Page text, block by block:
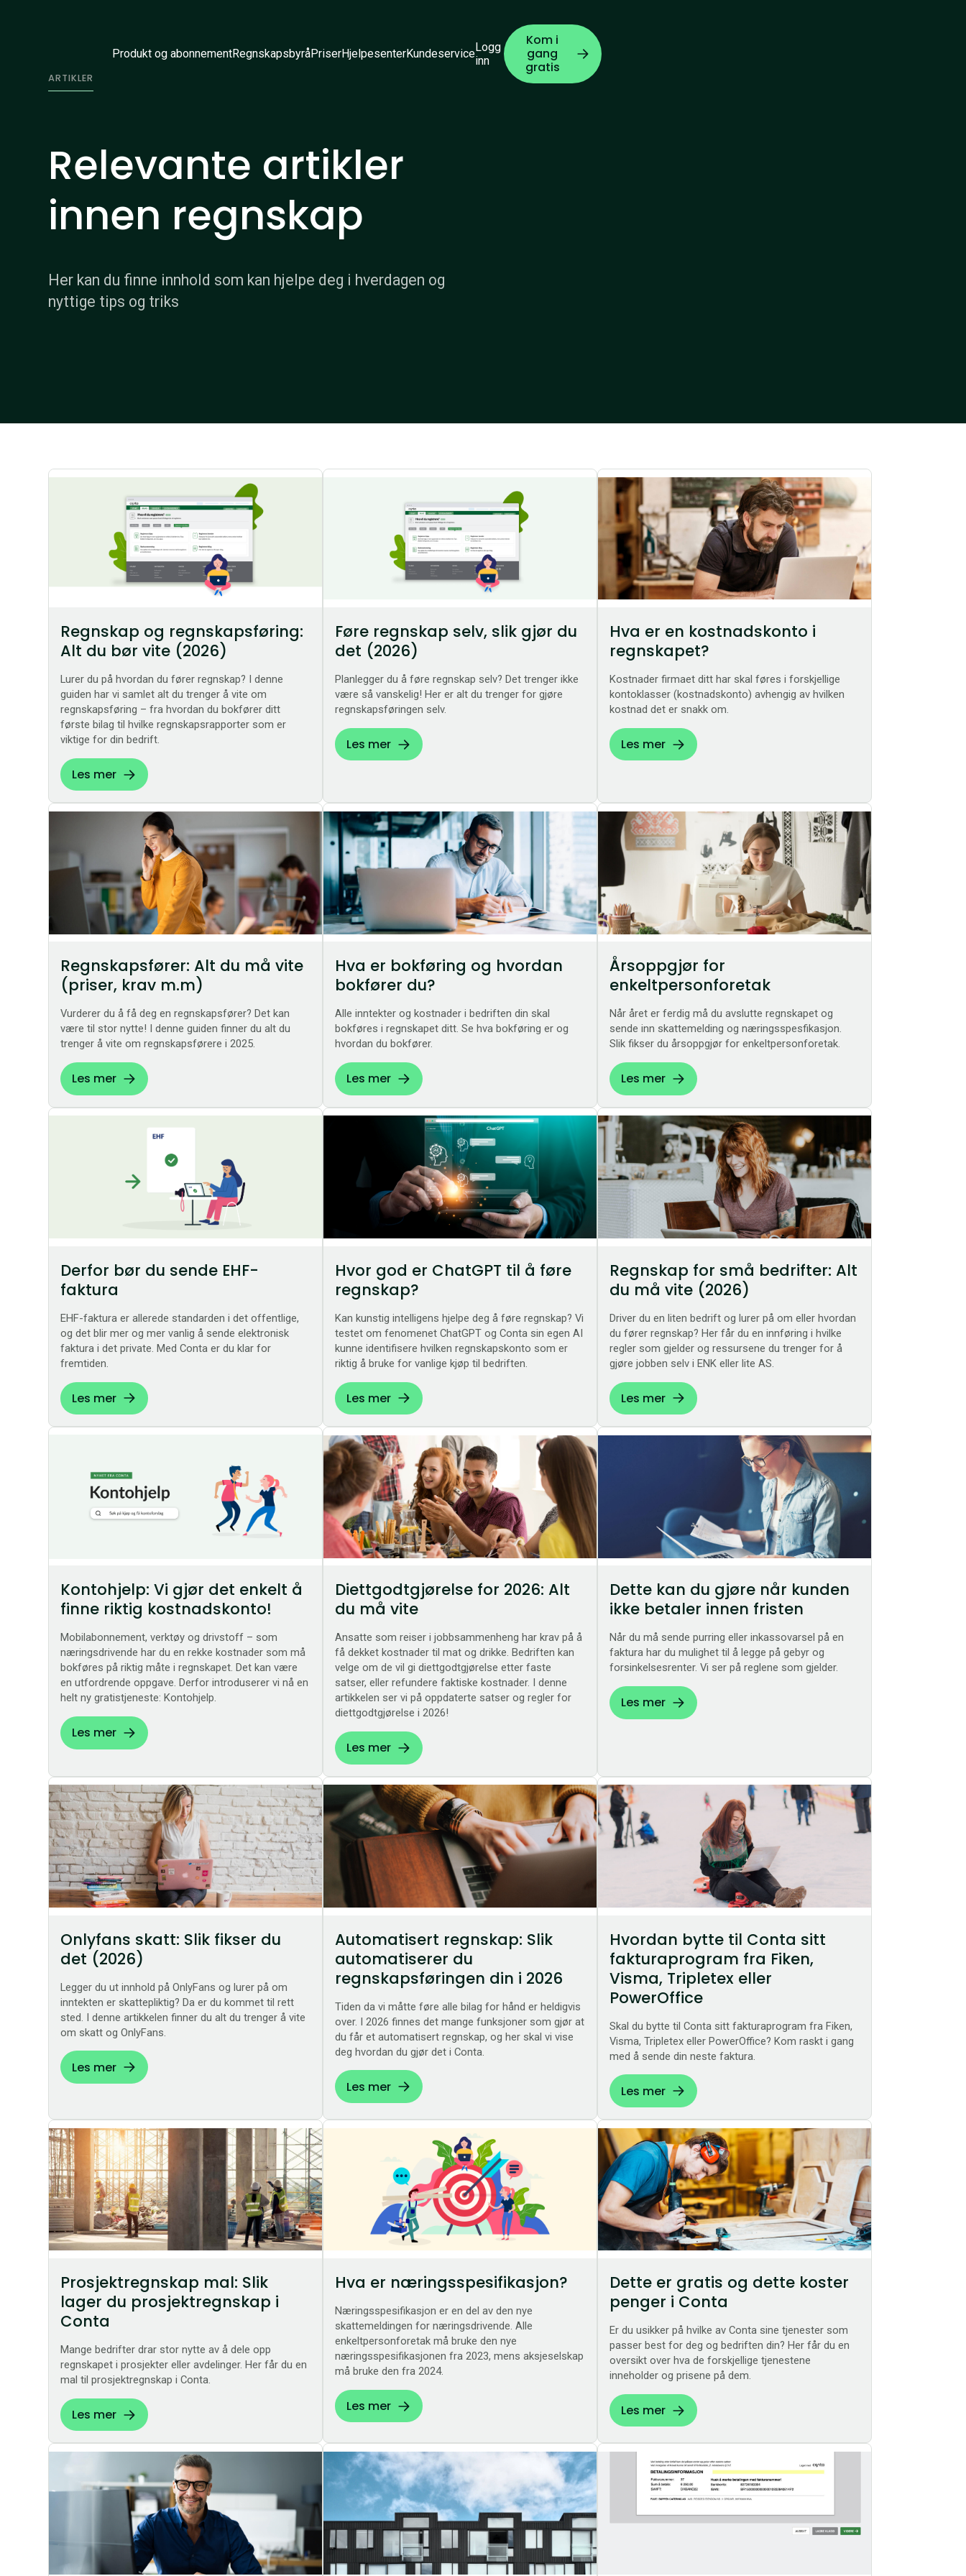
Produkt og abonnementRegnskapsbyråPriserHjelpesenterKundeserviceLogg
inn
Kom i
gang
gratis
ARTIKLER
Relevante artikler
innen regnskap
Her kan du finne innhold som kan hjelpe deg i hverdagen og
nyttige tips og triks
Regnskap og regnskapsføring:
Alt du bør vite (2026)
Lurer du på hvordan du fører regnskap? I denne
guiden har vi samlet alt du trenger å vite om
regnskapsføring – fra hvordan du bokfører ditt
første bilag til hvilke regnskapsrapporter som er
viktige for din bedrift.
Les mer
Føre regnskap selv, slik gjør du
det (2026)
Planlegger du å føre regnskap selv? Det trenger ikke
være så vanskelig! Her er alt du trenger for gjøre
regnskapsføringen selv.
Les mer
Hva er en kostnadskonto i
regnskapet?
Kostnader firmaet ditt har skal føres i forskjellige
kontoklasser (kostnadskonto) avhengig av hvilken
kostnad det er snakk om.
Les mer
Regnskapsfører: Alt du må vite
(priser, krav m.m)
Vurderer du å få deg en regnskapsfører? Det kan
være til stor nytte! I denne guiden finner du alt du
trenger å vite om regnskapsførere i 2025.
Les mer
Hva er bokføring og hvordan
bokfører du?
Alle inntekter og kostnader i bedriften din skal
bokføres i regnskapet ditt. Se hva bokføring er og
hvordan du bokfører.
Les mer
Årsoppgjør for
enkeltpersonforetak
Når året er ferdig må du avslutte regnskapet og
sende inn skattemelding og næringsspesfikasjon.
Slik fikser du årsoppgjør for enkeltpersonforetak.
Les mer
Derfor bør du sende EHF-
faktura
EHF-faktura er allerede standarden i det offentlige,
og det blir mer og mer vanlig å sende elektronisk
faktura i det private. Med Conta er du klar for
fremtiden.
Les mer
Hvor god er ChatGPT til å føre
regnskap?
Kan kunstig intelligens hjelpe deg å føre regnskap? Vi
testet om fenomenet ChatGPT og Conta sin egen AI
kunne identifisere hvilken regnskapskonto som er
riktig å bruke for vanlige kjøp til bedriften.
Les mer
Regnskap for små bedrifter: Alt
du må vite (2026)
Driver du en liten bedrift og lurer på om eller hvordan
du fører regnskap? Her får du en innføring i hvilke
regler som gjelder og ressursene du trenger for å
gjøre jobben selv i ENK eller lite AS.
Les mer
Kontohjelp: Vi gjør det enkelt å
finne riktig kostnadskonto!
Mobilabonnement, verktøy og drivstoff – som
næringsdrivende har du en rekke kostnader som må
bokføres på riktig måte i regnskapet. Det kan være
en utfordrende oppgave. Derfor introduserer vi nå en
helt ny gratistjeneste: Kontohjelp.
Les mer
Diettgodtgjørelse for 2026: Alt
du må vite
Ansatte som reiser i jobbsammenheng har krav på å
få dekket kostnader til mat og drikke. Bedriften kan
velge om de vil gi diettgodtgjørelse etter faste
satser, eller refundere faktiske kostnader. I denne
artikkelen ser vi på oppdaterte satser og regler for
diettgodtgjørelse i 2026!
Les mer
Dette kan du gjøre når kunden
ikke betaler innen fristen
Når du må sende purring eller inkassovarsel på en
faktura har du mulighet til å legge på gebyr og
forsinkelsesrenter. Vi ser på reglene som gjelder.
Les mer
Onlyfans skatt: Slik fikser du
det (2026)
Legger du ut innhold på OnlyFans og lurer på om
inntekten er skattepliktig? Da er du kommet til rett
sted. I denne artikkelen finner du alt du trenger å vite
om skatt og OnlyFans.
Les mer
Automatisert regnskap: Slik
automatiserer du
regnskapsføringen din i 2026
Tiden da vi måtte føre alle bilag for hånd er heldigvis
over. I 2026 finnes det mange funksjoner som gjør at
du får et automatisert regnskap, og her skal vi vise
deg hvordan du gjør det i Conta.
Les mer
Hvordan bytte til Conta sitt
fakturaprogram fra Fiken,
Visma, Tripletex eller
PowerOffice
Skal du bytte til Conta sitt fakturaprogram fra Fiken,
Visma, Tripletex eller PowerOffice? Kom raskt i gang
med å sende din neste faktura.
Les mer
Prosjektregnskap mal: Slik
lager du prosjektregnskap i
Conta
Mange bedrifter drar stor nytte av å dele opp
regnskapet i prosjekter eller avdelinger. Her får du en
mal til prosjektregnskap i Conta.
Les mer
Hva er næringsspesifikasjon?
Næringsspesifikasjon er en del av den nye
skattemeldingen for næringsdrivende. Alle
enkeltpersonforetak må bruke den nye
næringsspesifikasjonen fra 2023, mens aksjeselskap
må bruke den fra 2024.
Les mer
Dette er gratis og dette koster
penger i Conta
Er du usikker på hvilke av Conta sine tjenester som
passer best for deg og bedriften din? Her får du en
oversikt over hva de forskjellige tjenestene
inneholder og prisene på dem.
Les mer